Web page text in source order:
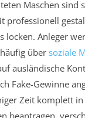
Maschen sind
professionell
locken. Anleger
über soziale
ausländische
Fake-Gewinne
Zeit komplett in